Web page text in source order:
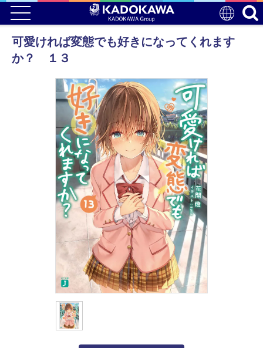
可愛ければ変態でも好きになってくれます
か？ １３